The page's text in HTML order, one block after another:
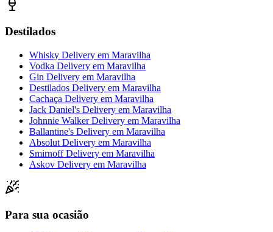
Destilados
Whisky Delivery em Maravilha
Vodka Delivery em Maravilha
Gin Delivery em Maravilha
Destilados Delivery em Maravilha
Cachaça Delivery em Maravilha
Jack Daniel's Delivery em Maravilha
Johnnie Walker Delivery em Maravilha
Ballantine's Delivery em Maravilha
Absolut Delivery em Maravilha
Smirnoff Delivery em Maravilha
Askov Delivery em Maravilha
Para sua ocasião